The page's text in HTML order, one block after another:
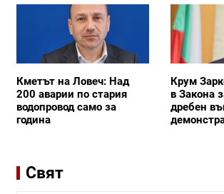
Кметът на Ловеч: Над
200 аварии по стария
водопровод само за
година
Крум
в Закона
дребен
Свят